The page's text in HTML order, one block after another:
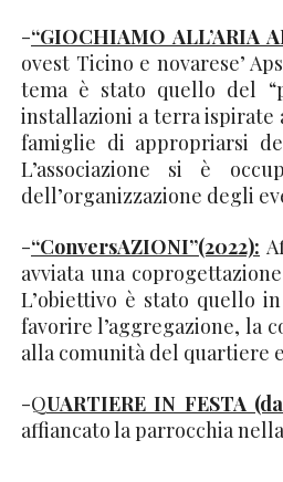
-“GIOCHIAMO ALL’ARIA
ovest Ticino e novarese’
tema è stato quello del
installazioni a terra ispirate
famiglie di appropriarsi
L’associazione si è
dell’organizzazione degli
-“ConversAZIONI”(2022):
avviata una
L’obiettivo è stato quello
favorire l’aggregazione, la
alla comunità del quartiere
-QUARTIERE IN FESTA
affiancato la parrocchia